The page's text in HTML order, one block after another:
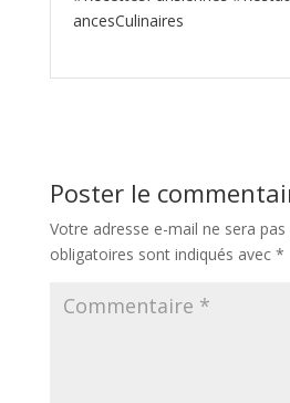
ancesCulinaires
Poster le
Votre adresse e-mail ne sera pas
obligatoires sont indiqués avec *